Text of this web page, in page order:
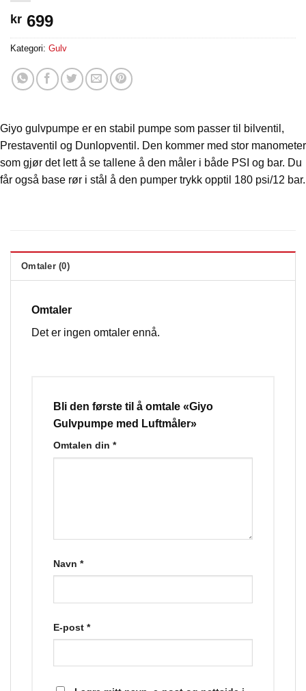
kr 699
Kategori: Gulv
Giyo gulvpumpe er en stabil pumpe som passer til bilventil,
Prestaventil og Dunlopventil. Den kommer med stor manometer
som gjør det lett å se tallene å den måler i både PSI og bar. Du
får også base rør i stål å den pumper trykk opptil 180 psi/12 bar.
Omtaler (0)
Omtaler
Det er ingen omtaler ennå.
Bli den første til å omtale «Giyo
Gulvpumpe med Luftmåler»
Omtalen din *
Navn *
E-post *